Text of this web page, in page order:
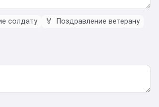
солдату 🏅
Поздравление ветерану